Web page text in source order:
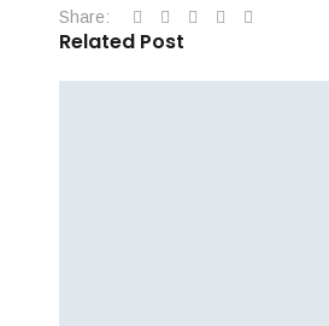
Share:
Related Post